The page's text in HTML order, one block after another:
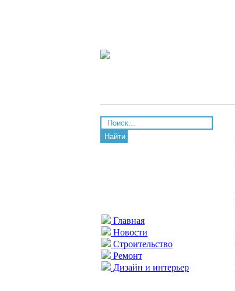
Найти
Главная
Новости
Строительство
Ремонт
Дизайн и интерьер